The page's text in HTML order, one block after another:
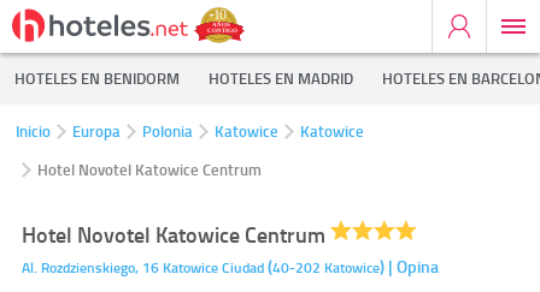
HOTELES EN BENIDORM HOTELES EN MADRID HOTELES EN
Inicio Europa Polonia Katowice
Katowice
Hotel Novotel Katowice Centrum
Hotel Novotel Katowice Centrum
Al. Rozdzienskiego, 16 Katowice Ciudad(40-202 Katowice) | Opina